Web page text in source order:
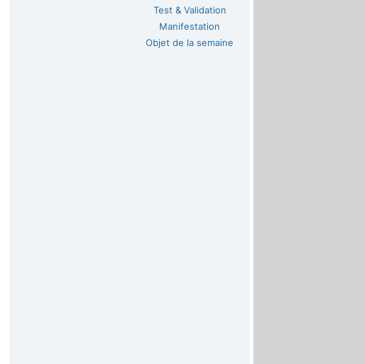
Test & Validation
Manifestation
Objet de la semaine